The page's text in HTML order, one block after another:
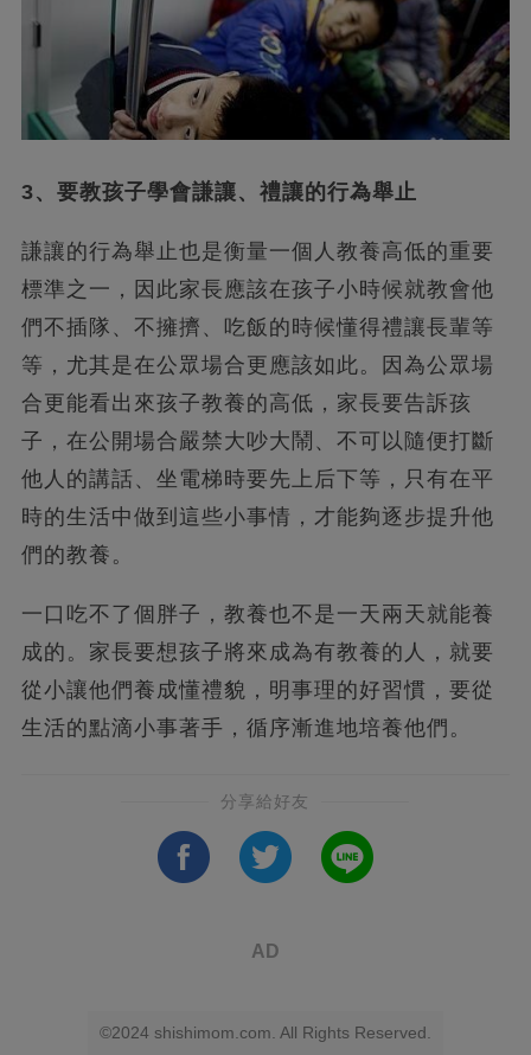
3、要教孩子學會謙讓、禮讓的行為舉止
謙讓的行為舉止也是衡量一個人教養高低的重要
標準之一，因此家長應該在孩子小時候就教會他
們不插隊、不擁擠、吃飯的時候懂得禮讓長輩等
等，尤其是在公眾場合更應該如此。因為公眾場
合更能看出來孩子教養的高低，家長要告訴孩
子，在公開場合嚴禁大吵大鬧、不可以隨便打斷
他人的講話、坐電梯時要先上后下等，只有在平
時的生活中做到這些小事情，才能夠逐步提升他
們的教養。
一口吃不了個胖子，教養也不是一天兩天就能養
成的。家長要想孩子將來成為有教養的人，就要
從小讓他們養成懂禮貌，明事理的好習慣，要從
生活的點滴小事著手，循序漸進地培養他們。
分享給好友
AD
©2024 shishimom.com. All Rights Reserved.